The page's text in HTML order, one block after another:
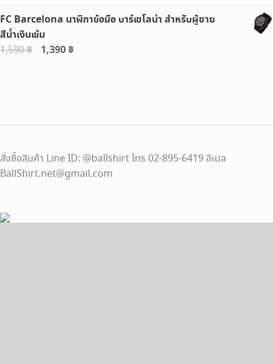
950 ฿
FC Barcelona นาฬิกาข้อมือ บาร์เซโลน่า สำหรับผู้ชาย
สีน้ำเงินเข้ม
1,590฿
Original
1,390 ฿Current
สั่งซื้อสินค้า Line ID: @ballshirt โทร 02-895-6419 อีเมล
BallShirt.net@gmail.com